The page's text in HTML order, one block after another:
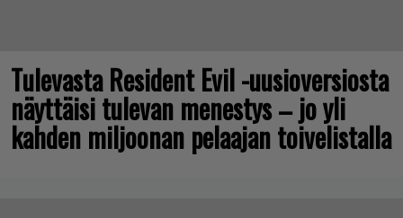
Tulevasta Resident Evil -uusioversiosta
näyttäisi tulevan menestys – jo yli
kahden miljoonan pelaajan toivelistalla